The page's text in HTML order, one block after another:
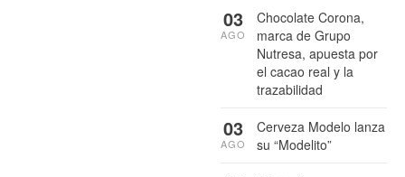
Chocolate Corona,
marca de Grupo
Nutresa, apuesta por
el cacao real y la
trazabilidad
03
AGO
Cerveza Modelo lanza
su “Modelito”
03
AGO